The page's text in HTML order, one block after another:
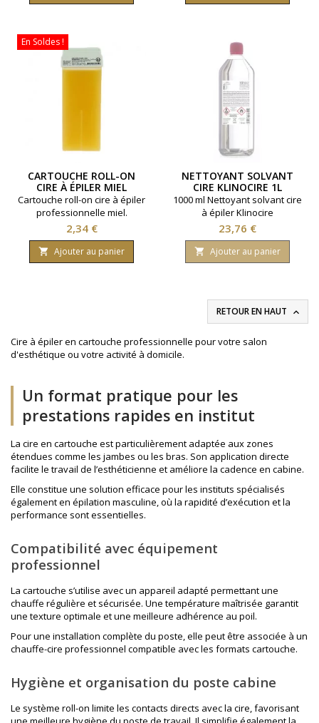
En Soldes !
CARTOUCHE ROLL-ON
CIRE À ÉPILER MIEL
Cartouche roll-on cire à épiler
professionnelle miel.
Contenance 100ml. Tous
types de peaux.
Prix
2,34 €
 Ajouter au panier
NETTOYANT SOLVANT
CIRE KLINOCIRE 1L
1000 ml Nettoyant solvant cire
à épiler Klinocire
Prix
23,76 €
 Ajouter au panier
RETOUR EN HAUT 
Cire à épiler en cartouche professionnelle pour votre salon
d'esthétique ou votre activité à domicile.
Un format pratique pour les
prestations rapides en institut
La cire en cartouche est particulièrement adaptée aux zones
étendues comme les jambes ou les bras. Son application directe
facilite le travail de l’esthéticienne et améliore la cadence en cabine.
Elle constitue une solution efficace pour les instituts spécialisés
également en épilation masculine, où la rapidité d’exécution et la
performance sont essentielles.
Compatibilité avec équipement
professionnel
La cartouche s’utilise avec un appareil adapté permettant une
chauffe régulière et sécurisée. Une température maîtrisée garantit
une texture optimale et une meilleure adhérence au poil.
Pour une installation complète du poste, elle peut être associée à un
chauffe-cire professionnel compatible avec les formats cartouche.
Hygiène et organisation du poste cabine
Le système roll-on limite les contacts directs avec la cire, favorisant